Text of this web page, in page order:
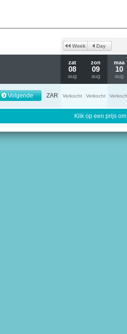
zat
08
aug
zon
09
aug
maa
10
aug
Volgende ZAR Verkocht Verkocht
Klik op een prijs